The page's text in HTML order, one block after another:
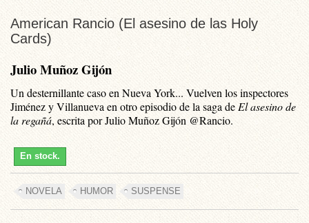
American Rancio (El asesino de las Holy
Cards)
Julio Muñoz Gijón
Un desternillante caso en Nueva York... Vuelven los inspectores
Jiménez y Villanueva en otro episodio de la saga de El asesino de
la regañá, escrita por Julio Muñoz Gijón @Rancio.
En stock.
NOVELA HUMOR SUSPENSE